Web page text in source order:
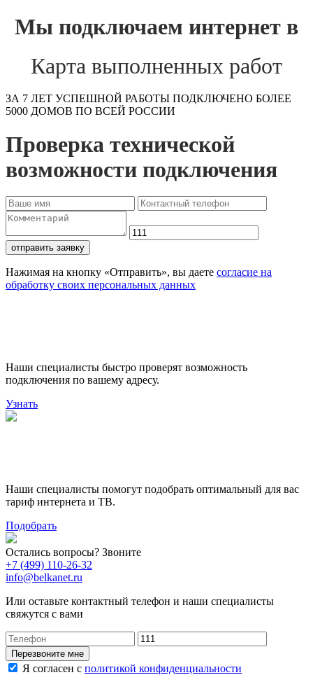
Мы подключаем интернет в
Карта выполненных работ
ЗА 7 ЛЕТ УСПЕШНОЙ РАБОТЫ ПОДКЛЮЧЕНО БОЛЕЕ
5000 ДОМОВ ПО ВСЕЙ РОССИИ
Проверка технической
возможности подключения
отправить заявку
Нажимая на кнопку «Отправить», вы даете согласие на
обработку своих персональных данных
Наши специалисты быстро проверят возможность
подключения по вашему адресу.
Узнать
Наши специалисты помогут подобрать оптимальный для вас
тариф интернета и ТВ.
Подобрать
Остались вопросы? Звоните
+7 (499) 110-26-32
info@belkanet.ru
Или оставьте контактный телефон и наши специалисты
свяжутся с вами
Перезвоните мне
Я согласен с политикой конфиденциальности